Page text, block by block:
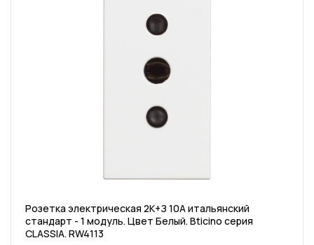
Розетка электрическая 2К+З 10А итальянский
стандарт - 1 модуль. Цвет Белый. Bticino серия
CLASSIA. RW4113